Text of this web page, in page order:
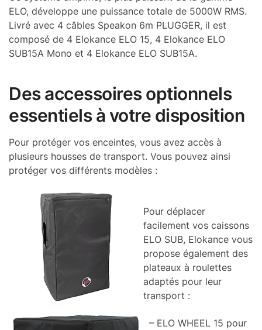
ELO, développe une puissance totale de 5000W RMS.
Livré avec 4 câbles Speakon 6m PLUGGER, il est
composé de 4 Elokance ELO 15, 4 Elokance ELO
SUB15A Mono et 4 Elokance ELO SUB15A.
Des accessoires optionnels
essentiels à votre disposition
Pour protéger vos enceintes, vous avez accès à
plusieurs housses de transport. Vous pouvez ainsi
protéger vos différents modèles :
Pour déplacer
facilement vos caissons
ELO SUB, Elokance vous
propose également des
plateaux à roulettes
adaptés pour leur
transport :
– ELO WHEEL 15 pour